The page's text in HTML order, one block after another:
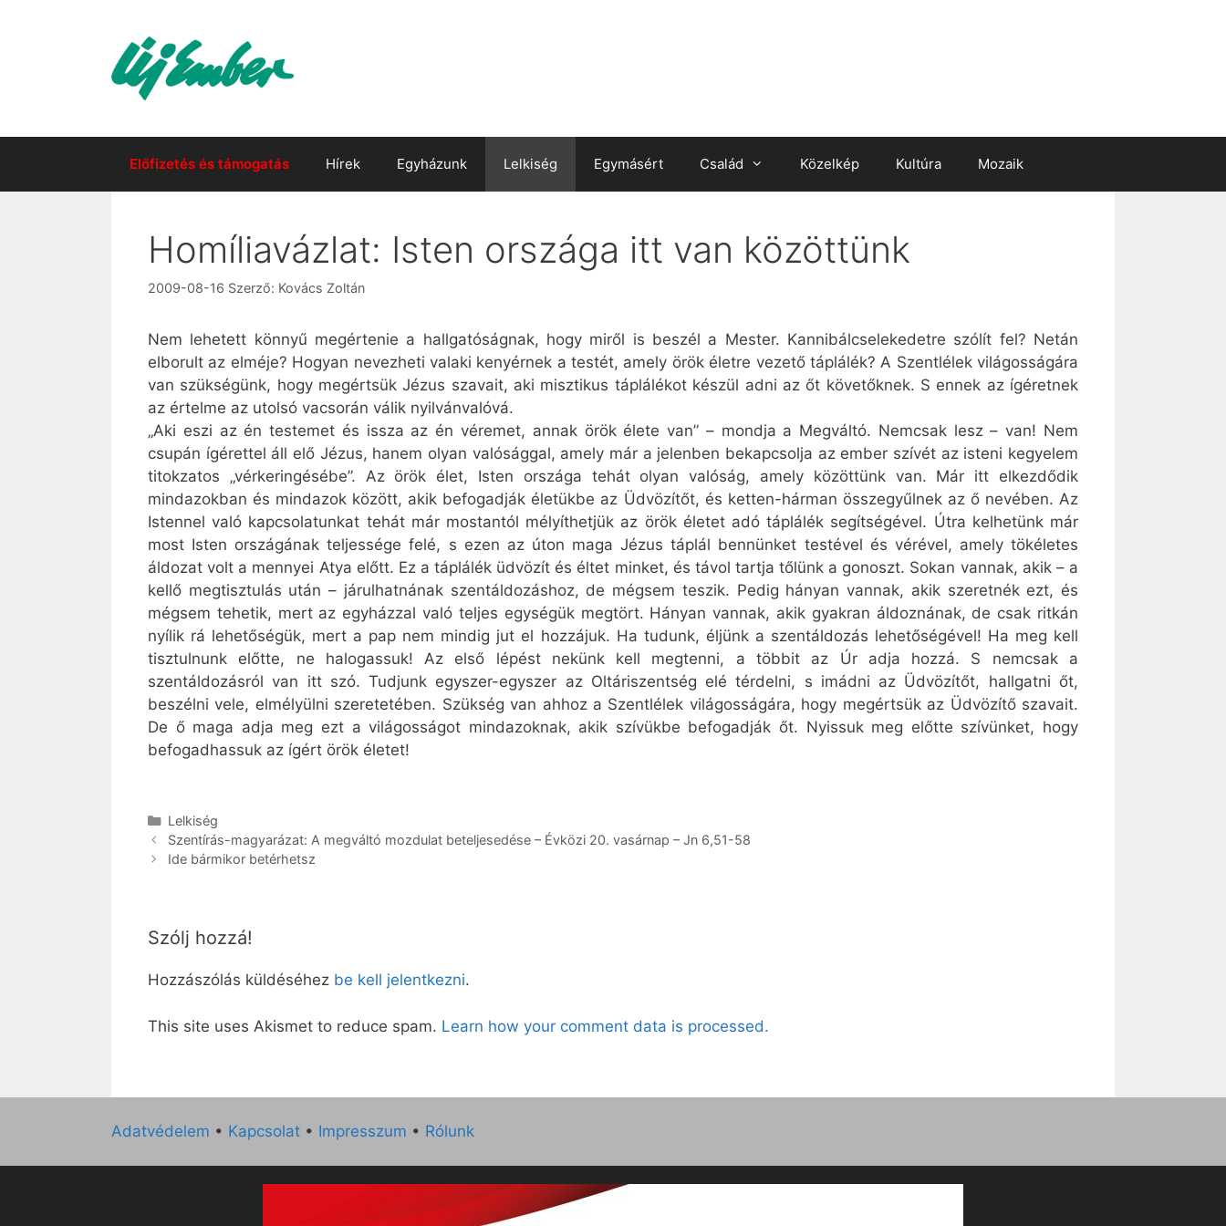
Előfizetés és támogatás Hírek Egyházunk Lelkiség Egymásért Család Közelkép Kultúra Mozaik
Homíliavázlat: Isten országa itt van közöttünk
2009-08-16 Szerző: Kovács Zoltán
Nem lehetett könnyű megértenie a hallgatóságnak, hogy miről is beszél a Mester. Kannibálcselekedetre szólít fel? Netán
elborult az elméje? Hogyan nevezheti valaki kenyérnek a testét, amely örök életre vezető táplálék? A Szentlélek világosságára
van szükségünk, hogy megértsük Jézus szavait, aki misztikus táplálékot készül adni az őt követőknek. S ennek az ígéretnek
az értelme az utolsó vacsorán válik nyilvánvalóvá.
„Aki eszi az én testemet és issza az én véremet, annak örök élete van” – mondja a Megváltó. Nemcsak lesz – van! Nem
csupán ígérettel áll elő Jézus, hanem olyan valósággal, amely már a jelenben bekapcsolja az ember szívét az isteni kegyelem
titokzatos „vérkeringésébe”. Az örök élet, Isten országa tehát olyan valóság, amely közöttünk van. Már itt elkezdődik
mindazokban és mindazok között, akik befogadják életükbe az Üdvözítőt, és ketten-hárman összegyűlnek az ő nevében. Az
Istennel való kapcsolatunkat tehát már mostantól mélyíthetjük az örök életet adó táplálék segítségével. Útra kelhetünk már
most Isten országának teljessége felé, s ezen az úton maga Jézus táplál bennünket testével és vérével, amely tökéletes
áldozat volt a mennyei Atya előtt. Ez a táplálék üdvözít és éltet minket, és távol tartja tőlünk a gonoszt. Sokan vannak, akik – a
kellő megtisztulás után – járulhatnának szentáldozáshoz, de mégsem teszik. Pedig hányan vannak, akik szeretnék ezt, és
mégsem tehetik, mert az egyházzal való teljes egységük megtört. Hányan vannak, akik gyakran áldoznának, de csak ritkán
nyílik rá lehetőségük, mert a pap nem mindig jut el hozzájuk. Ha tudunk, éljünk a szentáldozás lehetőségével! Ha meg kell
tisztulnunk előtte, ne halogassuk! Az első lépést nekünk kell megtenni, a többit az Úr adja hozzá. S nemcsak a
szentáldozásról van itt szó. Tudjunk egyszer-egyszer az Oltáriszentség elé térdelni, s imádni az Üdvözítőt, hallgatni őt,
beszélni vele, elmélyülni szeretetében. Szükség van ahhoz a Szentlélek világosságára, hogy megértsük az Üdvözítő szavait.
De ő maga adja meg ezt a világosságot mindazoknak, akik szívükbe befogadják őt. Nyissuk meg előtte szívünket, hogy
befogadhassuk az ígért örök életet!
Kategória
Lelkiség
Szentírás-magyarázat: A megváltó mozdulat beteljesedése – Évközi 20. vasárnap – Jn 6,51-58
Ide bármikor betérhetsz
Szólj hozzá!
Hozzászólás küldéséhez be kell jelentkezni.
This site uses Akismet to reduce spam. Learn how your comment data is processed.
Adatvédelem • Kapcsolat • Impresszum • Rólunk